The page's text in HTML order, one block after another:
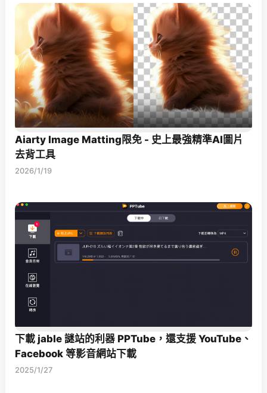
Aiarty Image Matting限免 - 史上最強精準AI圖片
去背工具
2026/1/19
下載 jable 謎站的利器 PPTube，還支援 YouTube、
Facebook 等影音網站下載
2025/1/27